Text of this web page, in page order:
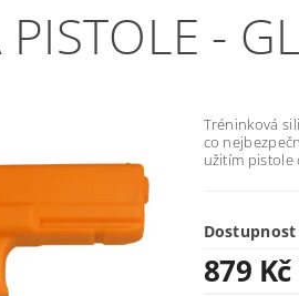
-
Tréninková
co
užitím pistole
Dostupnost
879 Kč